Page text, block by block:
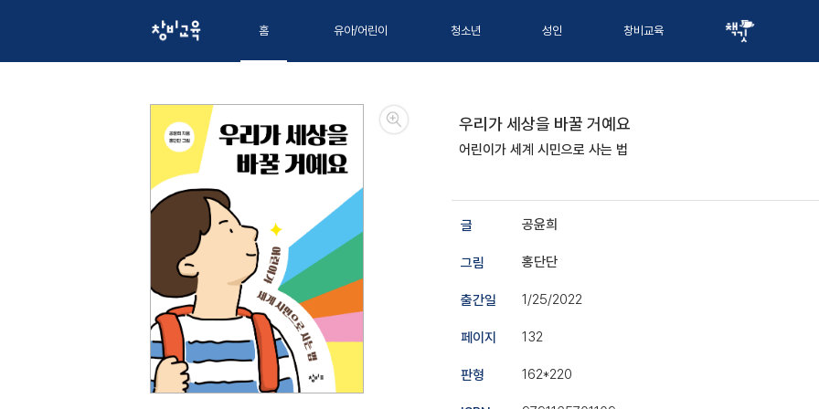
홈 유아/어린이 청소년 성인 창비교육
우리가 세상을 바꿀 거예요
어린이가 세계 시민으로 사는 법
글 공윤희
그림 홍단단
출간일 1/25/2022
페이지 132
판형 162*220